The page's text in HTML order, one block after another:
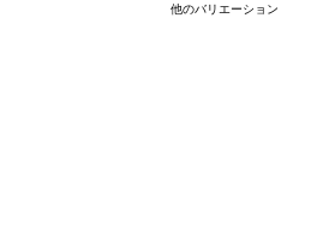
他のバリエーション